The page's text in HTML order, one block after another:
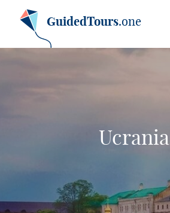
GuidedTours.one
Ucrania